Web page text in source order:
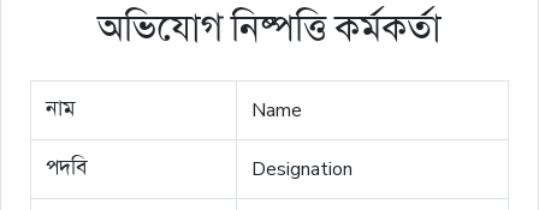
অভিযোগ নিষ্পত্তি কর্মকর্তা
নাম Name
পদবি Designation